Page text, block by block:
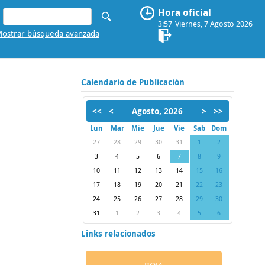
Hora oficial
3:57 Viernes, 7 Agosto 2026
búsqueda avanzada
Calendario de Publicación
<< < Agosto, 2026 > >>
Lun Mar Mie Jue Vie Sab Dom
27 28 29 30 31 1
2
3
4 5 6 7 8
9
10
11 12 13 14 15
16
17
18 19 20 21 22
23
24
25 26 27 28 29
30
31
1 2 3 4 5 6
Links relacionados